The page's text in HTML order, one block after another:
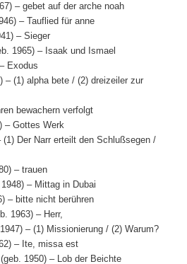
– gebet auf der arche noah
– Tauflied für anne
– Sieger
1965) – Isaak und Ismael
Exodus
– (1) alpha bete / (2) dreizeiler zur
bewachern verfolgt
– Gottes Werk
Der Narr erteilt den Schlußsegen /
– trauen
– Mittag in Dubai
– bitte nicht berühren
1963) – Herr,
– (1) Missionierung / (2) Warum?
– Ite, missa est
1950) – Lob der Beichte